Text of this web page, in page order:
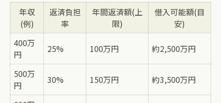
年収
(例)
返済負担
率
年間返済額(上
限)
借入可能額(目
安)
400万
円
25% 100万円 約2,500万円
500万
円
30% 150万円 約3,500万円